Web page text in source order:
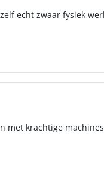
echt zwaar fysiek
met krachtige